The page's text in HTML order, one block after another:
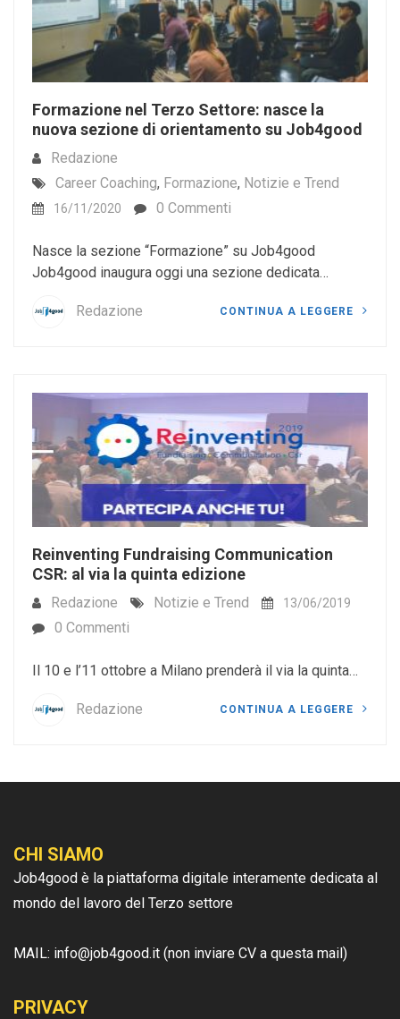
Formazione nel Terzo Settore: nasce la
nuova sezione di orientamento su Job4good
Redazione
Career Coaching, Formazione, Notizie e Trend
16/11/2020 0 Commenti
Nasce la sezione “Formazione” su Job4good
Job4good inaugura oggi una sezione dedicata…
Redazione CONTINUA A LEGGERE
Reinventing Fundraising Communication
CSR: al via la quinta edizione
Redazione Notizie e Trend 13/06/2019
0 Commenti
Il 10 e l’11 ottobre a Milano prenderà il via la quinta…
Redazione CONTINUA A LEGGERE
CHI SIAMO
Job4good è la piattaforma digitale interamente dedicata al
mondo del lavoro del Terzo settore
MAIL: info@job4good.it (non inviare CV a questa mail)
PRIVACY